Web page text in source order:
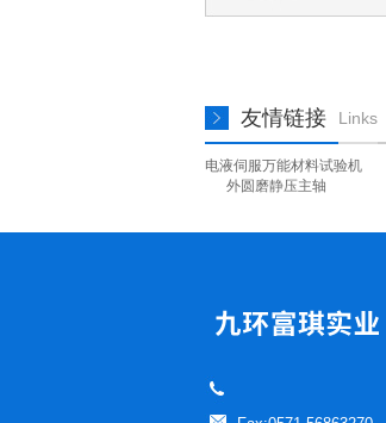
友情链接 Links
电液伺服万能材料试验机
外圆磨静压主轴